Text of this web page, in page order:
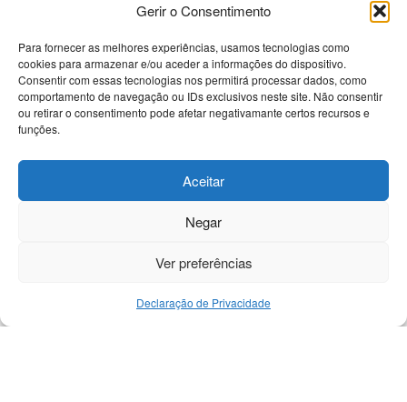
Gerir o Consentimento
Para fornecer as melhores experiências, usamos tecnologias como
cookies para armazenar e/ou aceder a informações do dispositivo.
Consentir com essas tecnologias nos permitirá processar dados, como
comportamento de navegação ou IDs exclusivos neste site. Não consentir
ou retirar o consentimento pode afetar negativamante certos recursos e
funções.
Aceitar
Negar
Ver preferências
Declaração de Privacidade
Bem-vindo à nossa plataforma dedicada a
apaixonados por tecnologia! Aqui, você encontrará
as últimas novidades sobre celulares, computadores
e uma gama diversificada de dispositivos eletrônicos.
atualizadas, análises detalhadas e tutoriais passo a
passo para ajudá-lo a navegar no universo
tecnológico de forma eficiente.